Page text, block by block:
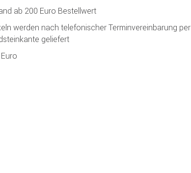
ab 200 Euro Bestellwert
werden nach telefonischer Terminvereinbarung per
geliefert